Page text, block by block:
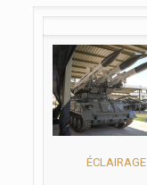
ÉCLAIRAGE